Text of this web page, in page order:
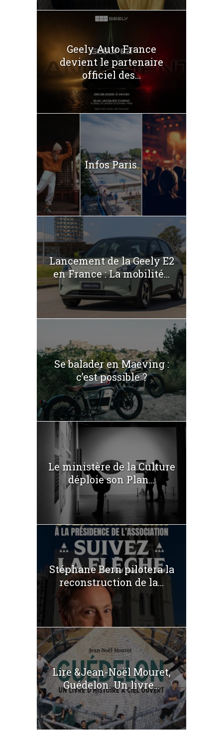
Geely Auto France
devient le partenaire
officiel des...
Infos Paris.
Lancement de la Geely E2
en France : La mobilité...
Se balader en Maeving :
c’est possible ?
Le ministère de la Culture
déploie son Plan...
Stéphane Bern pilotera la
reconstruction de la...
Lire &Jean-Noël Mouret,
Guédelon. Un livre...